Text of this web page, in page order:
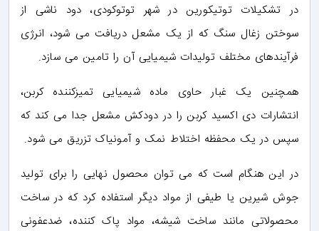
در تشکیلات توتیکورین در شهر توتوکودی، دود ناشی از
سوختن زغال سنگ که از یک مشعل دریافت می شود، انرژی
فرآیندهای مختلف تولیدات شیمیایی آن را تامین می سازد.
همچنین یک غبار حاوی ماده شیمیایی تمیزکننده کربن،
انتشارات دی اکسید کربن را در دودکش مشعل جدا می کند که
سپس در یک محفظه اختلاط نمک و آمونیاک تزریق می شود.
در این هنگام است که می توان محصول نهایی را برای تولید
جوش شیرین یا طیفی از مواد دیگر استفاده کرد که در ساخت
محصولاتی مانند ساخت شیشه، مواد پاک کننده، ضدعفونی